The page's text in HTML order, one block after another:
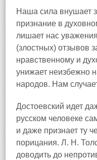
Наша сила внушает
признание в
лишает нас
(злостных) отзывов
нравственному и
унижает неизбежно
народов. Нам
Достоевский идет
русском человеке
и даже признает ту
порицания. Л. Н.
доводить до